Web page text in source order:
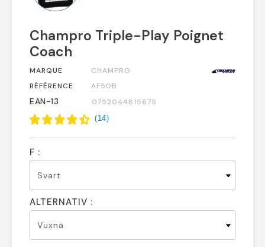
Champro Triple-Play Poignet
Coach
MARQUE
CHAMPRO
RÉFÉRENCE
AF50B
EAN-13 0752044815675
(14)
F :
ALTERNATIV :